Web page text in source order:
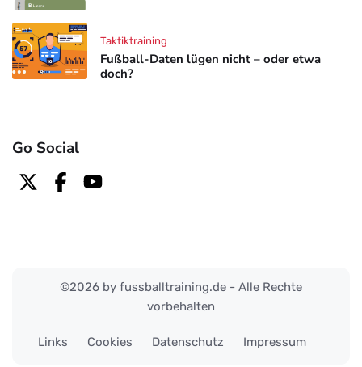
Fußball-Daten lügen nicht – oder etwa
doch?
Taktiktraining
Go Social
©2026 by fussballtraining.de - Alle Rechte
vorbehalten
Links Cookies Datenschutz Impressum